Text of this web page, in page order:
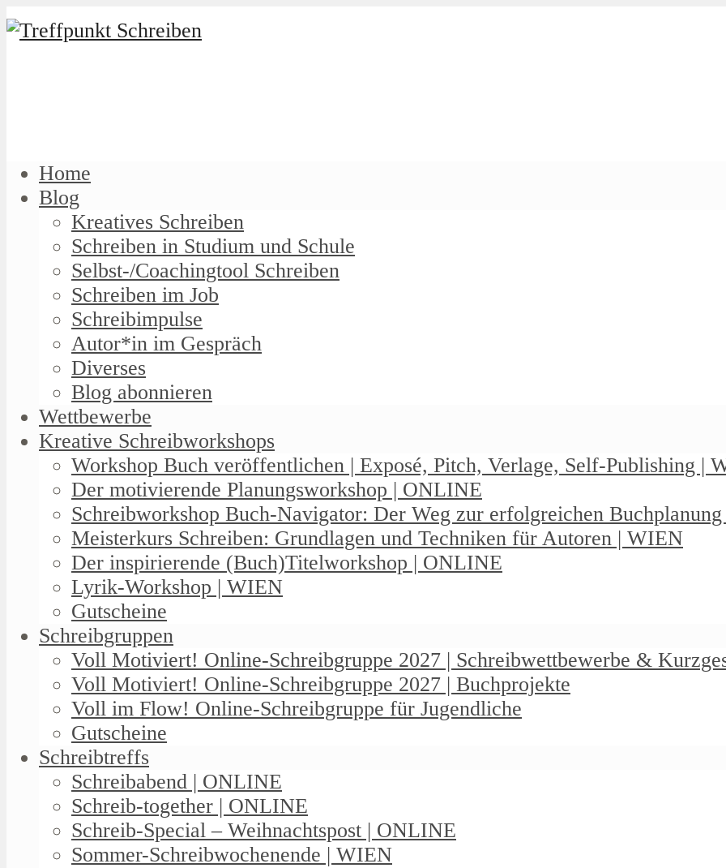
Home
Blog
Kreatives Schreiben
Schreiben in Studium und Schule
Selbst-/Coachingtool Schreiben
Schreiben im Job
Schreibimpulse
Autor*in im Gespräch
Diverses
Blog abonnieren
Wettbewerbe
Kreative Schreibworkshops
Workshop Buch veröffentlichen | Exposé, Pitch, Verlage, Self-Publishing |
Der motivierende Planungsworkshop | ONLINE
Schreibworkshop Buch-Navigator: Der Weg zur erfolgreichen
Meisterkurs Schreiben: Grundlagen und Techniken für Autoren | WIEN
Der inspirierende (Buch)Titelworkshop | ONLINE
Lyrik-Workshop | WIEN
Gutscheine
Schreibgruppen
Voll Motiviert! Online-Schreibgruppe 2027 | Schreibwettbewerbe &
Voll Motiviert! Online-Schreibgruppe 2027 | Buchprojekte
Voll im Flow! Online-Schreibgruppe für Jugendliche
Gutscheine
Schreibtreffs
Schreibabend | ONLINE
Schreib-together | ONLINE
Schreib-Special – Weihnachtspost | ONLINE
Sommer-Schreibwochenende | WIEN